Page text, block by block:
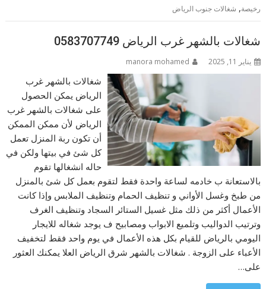
رخيصة, شغالات جنوب الرياض
شغالات بالشهر غرب الرياض 0583707749
يناير 11, 2025 manora mohamed
شغالات بالشهر غرب
الرياض يمكن الحصول
على شغالات بالشهر غرب
الرياض لأن ممكن الممكن
أن تكون ربة المنزل تعمل
كل شئ في بيتها ولكن في
حاله انشغالها تقوم
بالاستعانة ب خادمه لساعة واحدة فقط لتقوم بعمل كل شئ بالمنزل
من طبخ وغسل الأواني و تنظيف الحمام وتنظيف الملابس وإذا كانت
الأعمال أكثر من ذلك مثل غسيل الستائر السجاد وتنظيف الغرف
وترتيب الدواليب وتلميع الابواب ومصابيح ف يوجد شغاله للايجار
اليومي بالرياض للقيام بكل هذه الأعمال في يوم واحد فقط لتخفيف
الأعباء على الزوجة . شغالات بالشهر شرق الرياض العلا يمكنك العثور
على…